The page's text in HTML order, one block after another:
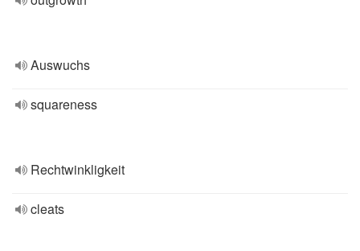
Auswuchs
squareness
Rechtwinkligkeit
cleats